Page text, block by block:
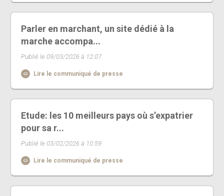
Parler en marchant, un site dédié à la
marche accompa...
Publié le 09/03/2026 à 12:07
Lire le communiqué de presse
Etude: les 10 meilleurs pays où s’expatrier
pour sa r...
Publié le 03/02/2026 à 10:59
Lire le communiqué de presse